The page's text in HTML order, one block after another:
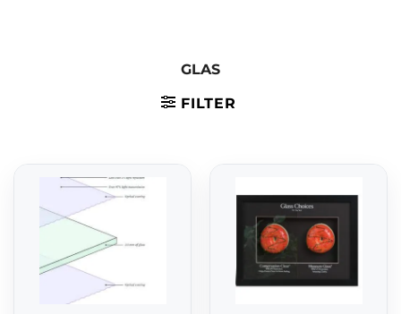
GLAS
FILTER